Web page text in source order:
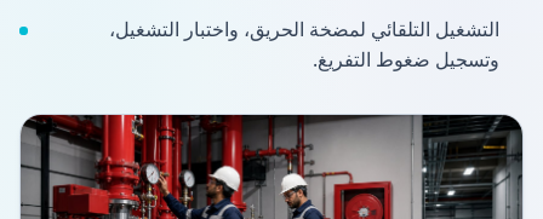
التشغيل التلقائي لمضخة الحريق، واختبار التشغيل،
وتسجيل ضغوط التفريغ.